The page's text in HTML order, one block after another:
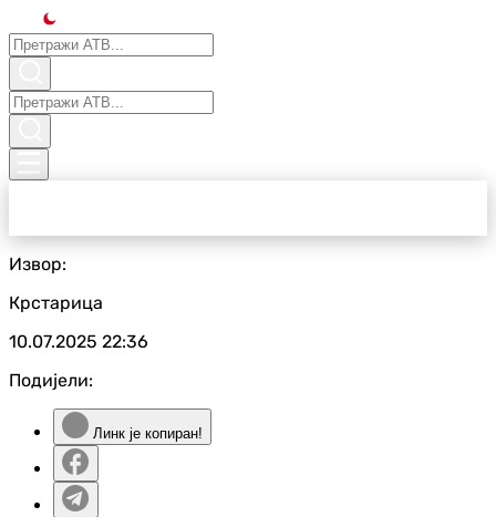
Извор:
Крстарица
10.07.2025 22:36
Подијели:
Линк је копиран!